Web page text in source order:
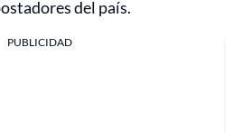
del país.
PUBLICIDAD